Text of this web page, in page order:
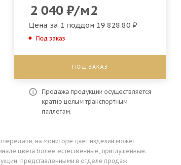
2 040₽/м2
Цена за 1 поддон 19 828.80 ₽
Под заказ
ПОД ЗАКАЗ
Продажа продукции осуществляется
кратно целым транспортным
паллетам.
на мониторе цвет изделий может
цвета более естественные, приглушенные.
представленными в отделе продаж.